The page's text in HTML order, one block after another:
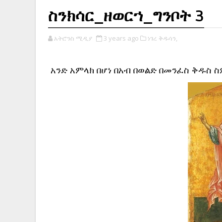
ስንክሳር_ዘወርኀ_ግንቦት 3
አትሮንስ ሚዲያ 3 years ago ነገረ ቅዱሳን,
አንድ አምላክ በሆነ በአብ በወልድ በመንፈስ ቅዱስ